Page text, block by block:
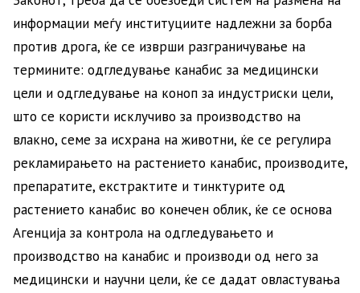
информации меѓу институциите надлежни за борба
против дрога, ќе се изврши разграничување на
термините: одгледување канабис за медицински
цели и одгледување на коноп за индустриски цели,
што се користи исклучиво за производство на
влакно, семе за исхрана на животни, ќе се регулира
рекламирањето на растението канабис, производите,
препаратите, екстрактите и тинктурите од
растението канабис во конечен облик, ќе се основа
Агенција за контрола на одгледувањето и
производство на канабис и производи од него за
медицински и научни цели, ќе се дадат овластувања